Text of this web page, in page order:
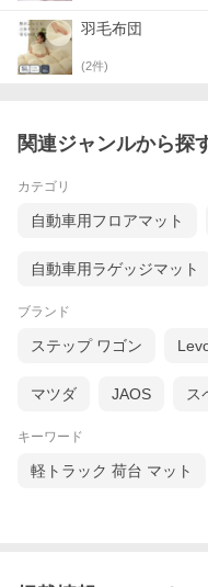
羽毛布団
(2件)
関連ジャンルから探
カテゴリ
自動車用フロアマット
自動車用ラゲッジマット
ブランド
ステップ ワゴン
マツダ JAOS ス
キーワード
軽トラック 荷台 マット